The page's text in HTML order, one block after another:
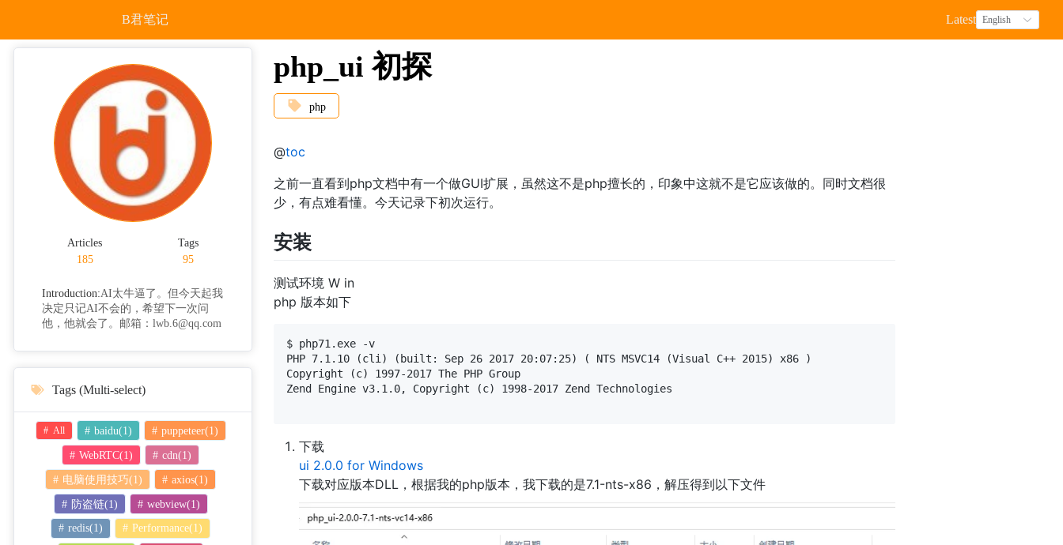
B君笔记 Latest English
Articles
185
Tags
95
Introduction:AI太牛逼了。但今天起我
决定只记AI不会的，希望下一次问
他，他就会了。邮箱：lwb.6@qq.com
Tags (Multi-select)
All
Performance(1)
redis(1)
webview(1)
防盗链(1)
axios(1)
电脑使用技巧(1)
cdn(1)
WebRTC(1)
puppeteer(1)
baidu(1)
php_ui 初探
php
@toc
之前一直看到php文档中有一个做GUI扩展，虽然这不是php擅长的，印象中这就不是它应该做的。同时文档很
少，有点难看懂。今天记录下初次运行。
安装
测试环境 W in
php 版本如下
$ php71.exe -v
PHP 7.1.10 (cli) (built: Sep 26 2017 20:07:25) ( NTS MSVC14 (Visual C++ 2015) x86 )
Copyright (c) 1997-2017 The PHP Group
Zend Engine v3.1.0, Copyright (c) 1998-2017 Zend Technologies
下载
ui 2.0.0 for Windows
下载对应版本DLL，根据我的php版本，我下载的是7.1-nts-x86，解压得到以下文件